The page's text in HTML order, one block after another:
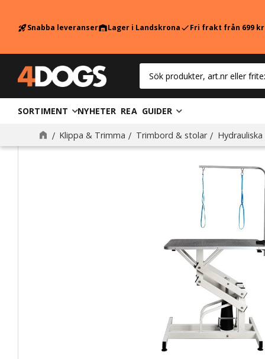
rocket_launchSnabba leveranserwarehouseLager i LandskronacheckFri frakt från 699
SORTIMENT NYHETER REA GUIDER
Klippa & Trimma Trimbord & stolar